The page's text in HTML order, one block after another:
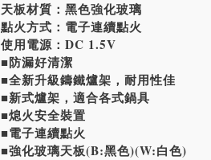
天板材質：黑色強化玻璃
點火方式：電子連續點火
使用電源：DC 1.5V
■防漏好清潔
■全新升級鑄鐵爐架，耐用性佳
■新式爐架，適合各式鍋具
■熄火安全裝置
■電子連續點火
■強化玻璃天板(B:黑色)(W:白色)